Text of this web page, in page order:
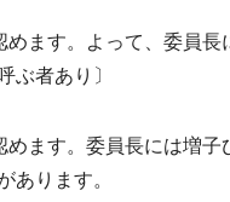
ます。よって、委員長
者あり〕
ます。委員長には増子
あります。